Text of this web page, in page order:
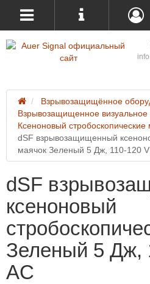
Взрывозащищённое
Взрывозащищенное визуальное
Ксеноновый стробоскопические
dSF взрывозащищенный
маячок Зеленый 5 Дж, 110-120 V
dSF
ксеноновый
Зеленый 5 Дж,
AC